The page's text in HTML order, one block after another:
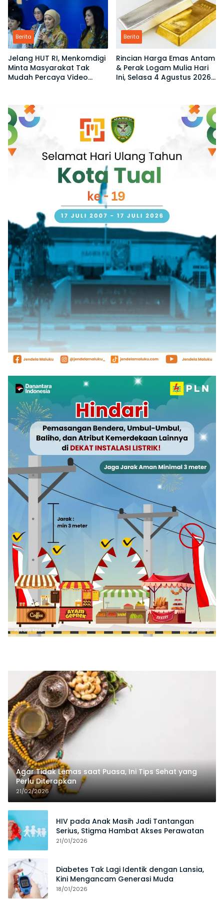
Berita
Jelang HUT RI, Menkomdigi
Minta Masyarakat Tak
Mudah Percaya Video
Berita
Rincian Harga Emas Antam
& Perak Logam Mulia Hari
Ini, Selasa 4 Agustus 2026:
Agar Tidak Lemas saat Puasa, Ini Tips Sehat yang
Perlu Diterapkan
21/02/2026
HIV pada Anak Masih Jadi Tantangan
Serius, Stigma Hambat Akses Perawatan
21/01/2026
Diabetes Tak Lagi Identik dengan Lansia,
Kini Mengancam Generasi Muda
18/01/2026